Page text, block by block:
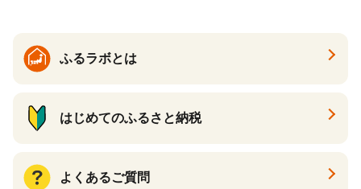
ふるラボとは
はじめてのふるさと納税
よくあるご質問